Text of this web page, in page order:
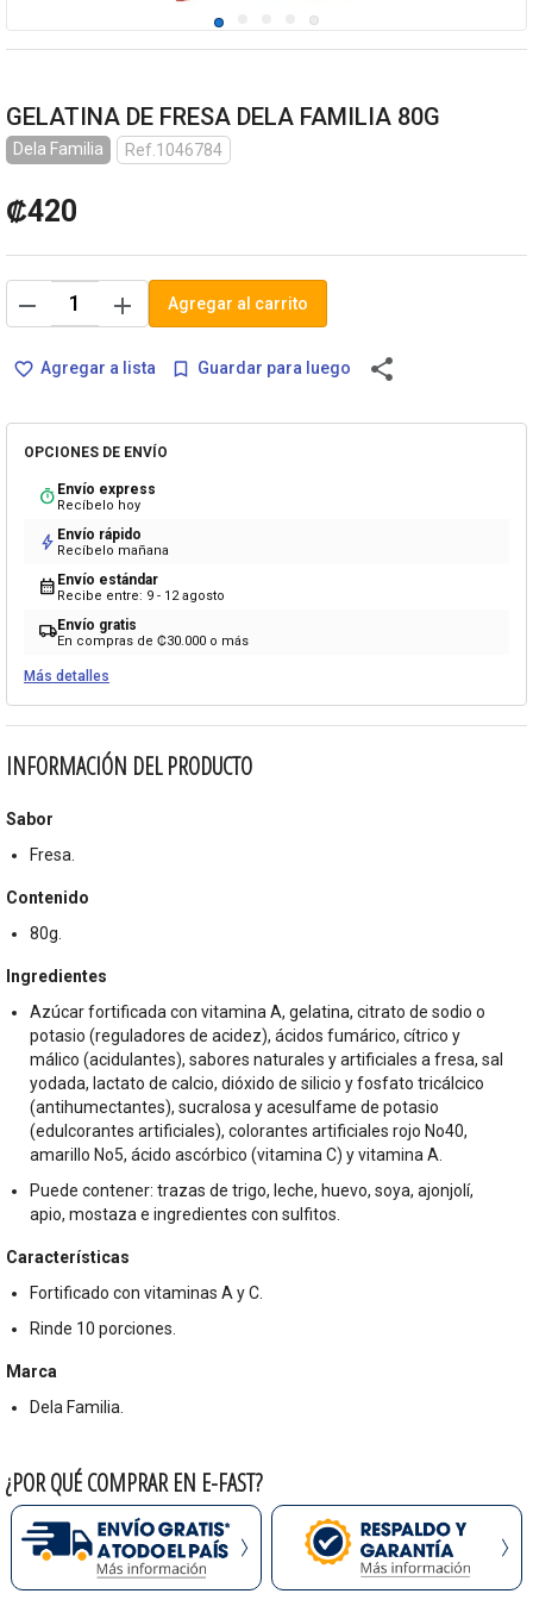
GELATINA DE FRESA DELA FAMILIA 80G
Dela Familia Ref.1046784
₡420
remove add Agregar al carrito
favorite_border Agregar a lista bookmark_border Guardar para luego share
OPCIONES DE ENVÍO
timer Envío express
Recíbelo hoy
bolt Envío rápido
Recíbelo mañana
calendar_month Envío estándar
Recibe entre: 9 - 12 agosto
local_shippingEnvío gratis
En compras de ₡30.000 o más
Más detalles
INFORMACIÓN DEL PRODUCTO
Sabor
Fresa.
Contenido
80g.
Ingredientes
Azúcar fortificada con vitamina A, gelatina, citrato de sodio o
potasio (reguladores de acidez), ácidos fumárico, cítrico y
málico (acidulantes), sabores naturales y artificiales a fresa, sal
yodada, lactato de calcio, dióxido de silicio y fosfato tricálcico
(antihumectantes), sucralosa y acesulfame de potasio
(edulcorantes artificiales), colorantes artificiales rojo No40,
amarillo No5, ácido ascórbico (vitamina C) y vitamina A.
Puede contener: trazas de trigo, leche, huevo, soya, ajonjolí,
apio, mostaza e ingredientes con sulfitos.
Características
Fortificado con vitaminas A y C.
Rinde 10 porciones.
Marca
Dela Familia.
¿POR QUÉ COMPRAR EN E-FAST?